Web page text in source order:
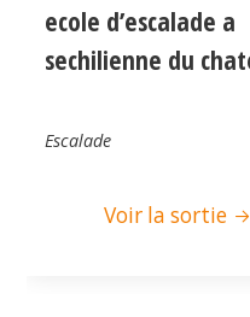
ecole d’escalade a
sechilienne du
Escalade
Voir la sortie